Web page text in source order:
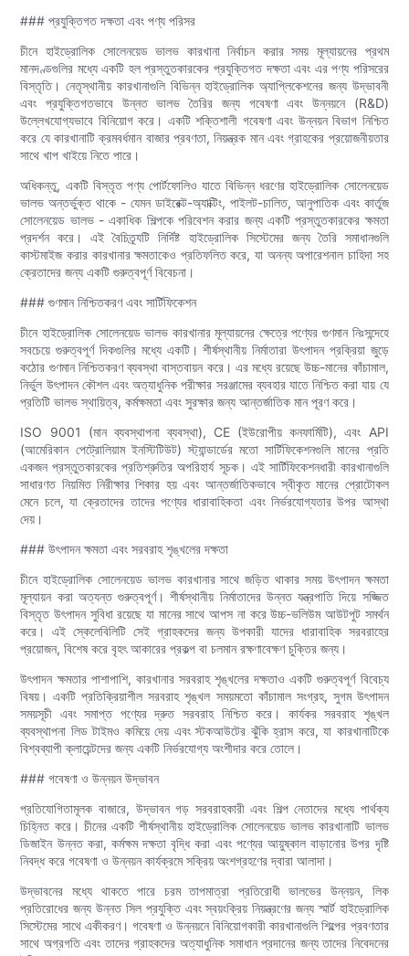
### প্রযুক্তিগত দক্ষতা এবং পণ্য পরিসর
চীনে হাইড্রোলিক সোলেনয়েড ভালভ কারখানা নির্বাচন করার সময় মূল্যায়নের প্রথম
মানদণ্ডগুলির মধ্যে একটি হল প্রস্তুতকারকের প্রযুক্তিগত দক্ষতা এবং এর পণ্য পরিসরের
বিস্তৃতি। নেতৃস্থানীয় কারখানাগুলি বিভিন্ন হাইড্রোলিক অ্যাপ্লিকেশনের জন্য উদ্ভাবনী
এবং প্রযুক্তিগতভাবে উন্নত ভালভ তৈরির জন্য গবেষণা এবং উন্নয়নে (R&D)
উল্লেখযোগ্যভাবে বিনিয়োগ করে। একটি শক্তিশালী গবেষণা এবং উন্নয়ন বিভাগ নিশ্চিত
করে যে কারখানাটি ক্রমবর্ধমান বাজার প্রবণতা, নিয়ন্ত্রক মান এবং গ্রাহকের প্রয়োজনীয়তার
সাথে খাপ খাইয়ে নিতে পারে।
অধিকন্তু, একটি বিস্তৃত পণ্য পোর্টফোলিও যাতে বিভিন্ন ধরণের হাইড্রোলিক সোলেনয়েড
ভালভ অন্তর্ভুক্ত থাকে - যেমন ডাইরেক্ট-অ্যাক্টিং, পাইলট-চালিত, আনুপাতিক এবং কার্তুজ
সোলেনয়েড ভালভ - একাধিক শিল্পকে পরিবেশন করার জন্য একটি প্রস্তুতকারকের ক্ষমতা
প্রদর্শন করে। এই বৈচিত্র্যটি নির্দিষ্ট হাইড্রোলিক সিস্টেমের জন্য তৈরি সমাধানগুলি
কাস্টমাইজ করার কারখানার ক্ষমতাকেও প্রতিফলিত করে, যা অনন্য অপারেশনাল চাহিদা সহ
ক্রেতাদের জন্য একটি গুরুত্বপূর্ণ বিবেচনা।
### গুণমান নিশ্চিতকরণ এবং সার্টিফিকেশন
চীনে হাইড্রোলিক সোলেনয়েড ভালভ কারখানার মূল্যায়নের ক্ষেত্রে পণ্যের গুণমান নিঃসন্দেহে
সবচেয়ে গুরুত্বপূর্ণ দিকগুলির মধ্যে একটি। শীর্ষস্থানীয় নির্মাতারা উৎপাদন প্রক্রিয়া জুড়ে
কঠোর গুণমান নিশ্চিতকরণ ব্যবস্থা বাস্তবায়ন করে। এর মধ্যে রয়েছে উচ্চ-মানের কাঁচামাল,
নির্ভুল উৎপাদন কৌশল এবং অত্যাধুনিক পরীক্ষার সরঞ্জামের ব্যবহার যাতে নিশ্চিত করা যায় যে
প্রতিটি ভালভ স্থায়িত্ব, কর্মক্ষমতা এবং সুরক্ষার জন্য আন্তর্জাতিক মান পূরণ করে।
ISO 9001 (মান ব্যবস্থাপনা ব্যবস্থা), CE (ইউরোপীয় কনফার্মিটি), এবং API
(আমেরিকান পেট্রোলিয়াম ইনস্টিটিউট) স্ট্যান্ডার্ডের মতো সার্টিফিকেশনগুলি মানের প্রতি
একজন প্রস্তুতকারকের প্রতিশ্রুতির অপরিহার্য সূচক। এই সার্টিফিকেশনধারী কারখানাগুলি
সাধারণত নিয়মিত নিরীক্ষার শিকার হয় এবং আন্তর্জাতিকভাবে স্বীকৃত মানের প্রোটোকল
মেনে চলে, যা ক্রেতাদের তাদের পণ্যের ধারাবাহিকতা এবং নির্ভরযোগ্যতার উপর আস্থা
দেয়।
### উৎপাদন ক্ষমতা এবং সরবরাহ শৃঙ্খলের দক্ষতা
চীনে হাইড্রোলিক সোলেনয়েড ভালভ কারখানার সাথে জড়িত থাকার সময় উৎপাদন ক্ষমতা
মূল্যায়ন করা অত্যন্ত গুরুত্বপূর্ণ। শীর্ষস্থানীয় নির্মাতাদের উন্নত যন্ত্রপাতি দিয়ে সজ্জিত
বিস্তৃত উৎপাদন সুবিধা রয়েছে যা মানের সাথে আপস না করে উচ্চ-ভলিউম আউটপুট সমর্থন
করে। এই স্কেলেবিলিটি সেই গ্রাহকদের জন্য উপকারী যাদের ধারাবাহিক সরবরাহের
প্রয়োজন, বিশেষ করে বৃহৎ আকারের প্রকল্প বা চলমান রক্ষণাবেক্ষণ চুক্তির জন্য।
উৎপাদন ক্ষমতার পাশাপাশি, কারখানার সরবরাহ শৃঙ্খলের দক্ষতাও একটি গুরুত্বপূর্ণ বিবেচ্য
বিষয়। একটি প্রতিক্রিয়াশীল সরবরাহ শৃঙ্খল সময়মতো কাঁচামাল সংগ্রহ, সুগম উৎপাদন
সময়সূচী এবং সমাপ্ত পণ্যের দ্রুত সরবরাহ নিশ্চিত করে। কার্যকর সরবরাহ শৃঙ্খল
ব্যবস্থাপনা লিড টাইমও কমিয়ে দেয় এবং স্টকআউটের ঝুঁকি হ্রাস করে, যা কারখানাটিকে
বিশ্বব্যাপী ক্লায়েন্টদের জন্য একটি নির্ভরযোগ্য অংশীদার করে তোলে।
### গবেষণা ও উন্নয়ন উদ্ভাবন
প্রতিযোগিতামূলক বাজারে, উদ্ভাবন গড় সরবরাহকারী এবং শিল্প নেতাদের মধ্যে পার্থক্য
চিহ্নিত করে। চীনের একটি শীর্ষস্থানীয় হাইড্রোলিক সোলেনয়েড ভালভ কারখানাটি ভালভ
ডিজাইন উন্নত করা, কর্মক্ষম দক্ষতা বৃদ্ধি করা এবং পণ্যের আয়ুষ্কাল বাড়ানোর উপর দৃষ্টি
নিবদ্ধ করে গবেষণা ও উন্নয়ন কার্যক্রমে সক্রিয় অংশগ্রহণের দ্বারা আলাদা।
উদ্ভাবনের মধ্যে থাকতে পারে চরম তাপমাত্রা প্রতিরোধী ভালভের উন্নয়ন, লিক
প্রতিরোধের জন্য উন্নত সিল প্রযুক্তি এবং স্বয়ংক্রিয় নিয়ন্ত্রণের জন্য স্মার্ট হাইড্রোলিক
সিস্টেমের সাথে একীকরণ। গবেষণা ও উন্নয়নে বিনিয়োগকারী কারখানাগুলি শিল্পের প্রবণতার
সাথে অগ্রগতি এবং তাদের গ্রাহকদের অত্যাধুনিক সমাধান প্রদানের জন্য তাদের নিবেদনের